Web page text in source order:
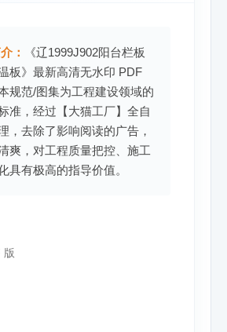
：
《辽1999J902阳台栏板
板》最新高清无水印 PDF
规范/图集为工程建设领域的
准，经过【大猫工厂】全自
，去除了影响阅读的广告，
爽，对工程质量把控、施工
具有极高的指导价值。
版